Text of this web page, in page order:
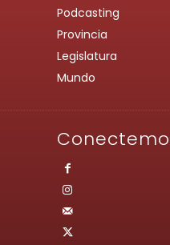
Podcasting
Provincia
Legislatura
Mundo